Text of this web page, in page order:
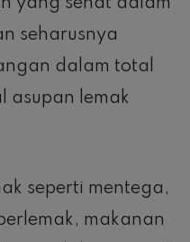
yang sehat dalam
seharusnya
dalam total
asupan lemak
seperti mentega,
makanan